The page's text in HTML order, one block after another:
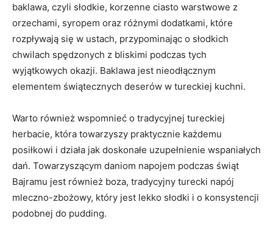
baklawa, ⁢czyli słodkie,⁣ korzenne ciasto warstwowe z
orzechami,⁢ syropem oraz różnymi dodatkami, które‍
rozpływają się w ustach, przypominając o⁣ słodkich
chwilach spędzonych z bliskimi podczas tych
wyjątkowych okazji. Baklawa jest ​nieodłącznym
elementem świątecznych deserów w tureckiej kuchni.
Warto również wspomnieć o⁣ tradycyjnej tureckiej
herbacie, która ​towarzyszy ​praktycznie każdemu
posiłkowi i działa jak doskonałe uzupełnienie wspaniałych
dań. Towarzyszącym daniom napojem podczas świąt
Bajramu jest również boza, tradycyjny turecki napój
mleczno-zbożowy, który jest lekko ‌słodki ⁢i o konsystencji
podobnej do pudding.